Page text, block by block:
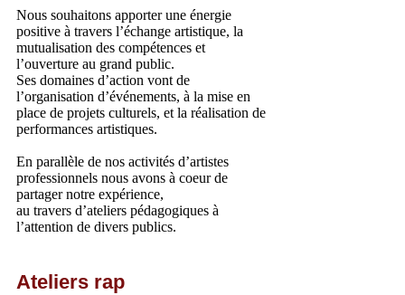
Nous souhaitons apporter une énergie
positive à travers l’échange artistique, la
mutualisation des compétences et
l’ouverture au grand public.
Ses domaines d’action vont de
l’organisation d’événements, à la mise en
place de projets culturels, et la réalisation de
performances artistiques.
En parallèle de nos activités d’artistes
professionnels nous avons à coeur de
partager notre expérience,
au travers d’ateliers pédagogiques à
l’attention de divers publics.
Ateliers rap